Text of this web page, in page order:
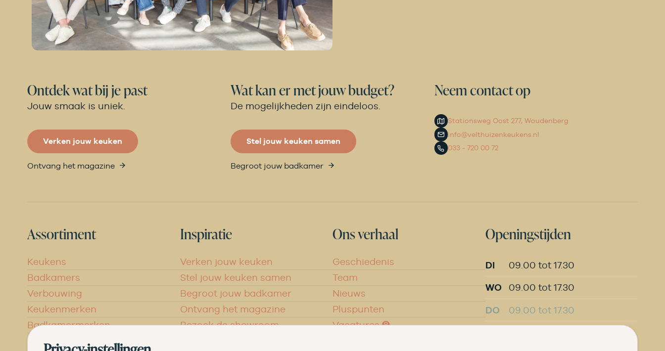
Ontdek wat bij je past
Jouw smaak is uniek.
Verken jouw keuken
Ontvang het magazine
Wat kan er met jouw budget?
De mogelijkheden zijn eindeloos.
Stel jouw keuken samen
Begroot jouw badkamer
Neem contact op
Stationsweg Oost 277, Woudenberg
info@velthuizenkeukens.nl
033 - 720 00 72
Assortiment
Keukens
Badkamers
Verbouwing
Keukenmerken
Badkamermerken
Inspiratie
Verken jouw keuken
Stel jouw keuken samen
Begroot jouw badkamer
Ontvang het magazine
Bezoek de showroom
Ons verhaal
Geschiedenis
Team
Nieuws
Pluspunten
Vacatures ➑
Openingstijden
DI 09.00 tot 17.30
WO 09.00 tot 17.30
DO 09.00 tot 17.30